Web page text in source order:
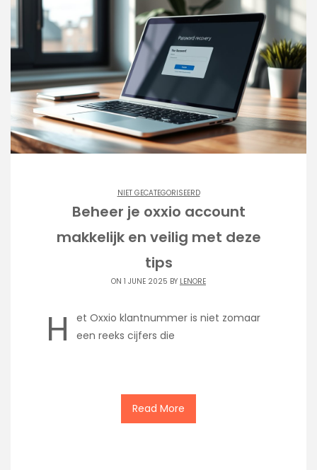
NIET GECATEGORISEERD
Beheer je oxxio account
makkelijk en veilig met deze
tips
ON 1 JUNE 2025 BY LENORE
H
et Oxxio klantnummer is niet zomaar
een reeks cijfers die
Read More